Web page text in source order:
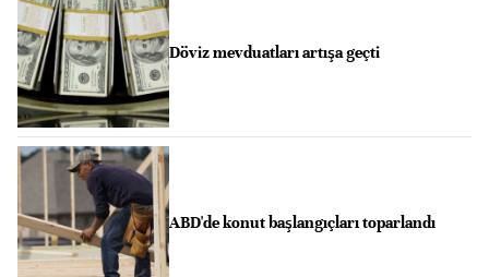
Döviz mevduatları artışa geçti
ABD'de konut başlangıçları toparlandı